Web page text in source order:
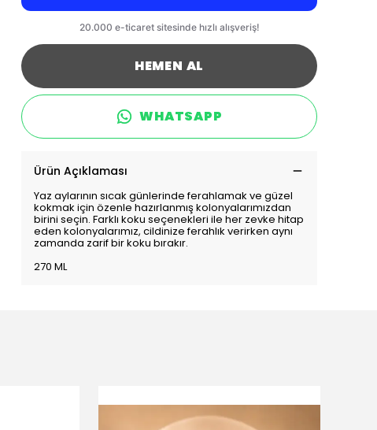
HEMEN AL
WHATSAPP
Ürün Açıklaması
Yaz aylarının sıcak günlerinde ferahlamak ve güzel
kokmak için özenle hazırlanmış kolonyalarımızdan
birini seçin. Farklı koku seçenekleri ile her zevke hitap
eden kolonyalarımız, cildinize ferahlık verirken aynı
zamanda zarif bir koku bırakır.
270 ML